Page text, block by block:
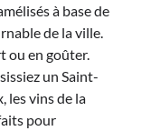
à base de
de la ville.
ou en goûter.
un Saint-
les vins de la
pour